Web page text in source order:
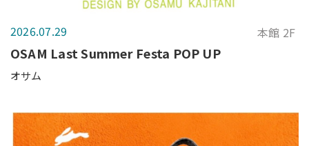
2026.07.29 本館 2F
OSAM Last Summer Festa POP UP
オサム